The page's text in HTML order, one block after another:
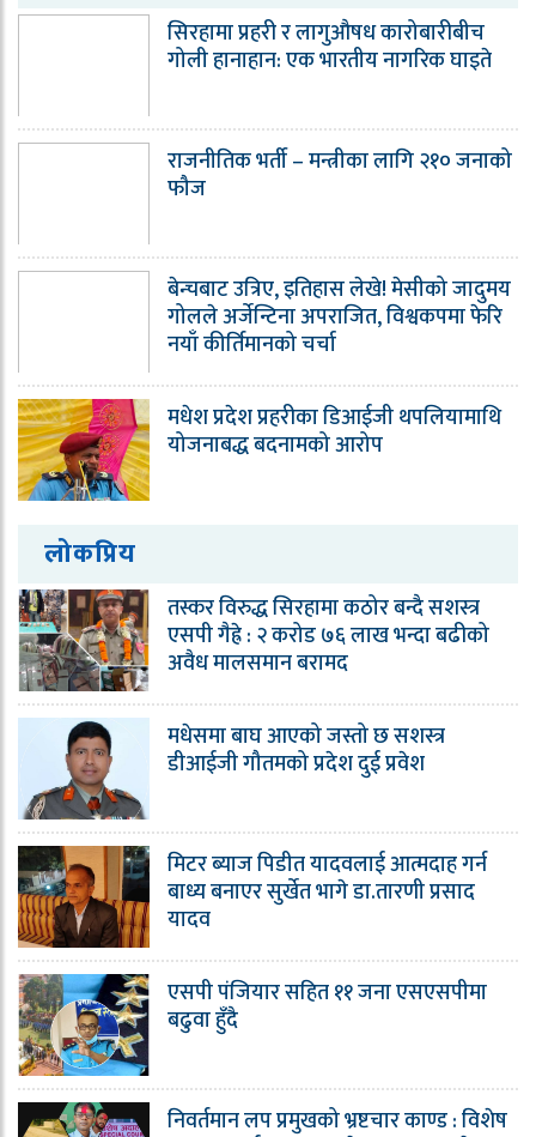
सिरहामा प्रहरी र लागुऔषध कारोबारीबीच
गोली हानाहान: एक भारतीय नागरिक घाइते
राजनीतिक भर्ती – मन्त्रीका लागि २१० जनाको
फौज
बेन्चबाट उत्रिए, इतिहास लेखे! मेसीको जादुमय
गोलले अर्जेन्टिना अपराजित, विश्वकपमा फेरि
नयाँ कीर्तिमानको चर्चा
मधेश प्रदेश प्रहरीका डिआईजी थपलियामाथि
योजनाबद्ध बदनामको आरोप
लोकप्रिय
तस्कर विरुद्ध सिरहामा कठोर बन्दै सशस्त्र
एसपी गैह्रे : २ करोड ७६ लाख भन्दा बढीको
अवैध मालसमान बरामद
मधेसमा बाघ आएको जस्तो छ सशस्त्र
डीआईजी गौतमको प्रदेश दुई प्रवेश
मिटर ब्याज पिडीत यादवलाई आत्मदाह गर्न
बाध्य बनाएर सुर्खेत भागे डा.तारणी प्रसाद
यादव
एसपी पंजियार सहित ११ जना एसएसपीमा
बढुवा हुँदै
निवर्तमान लप प्रमुखको भ्रष्टचार काण्ड : विशेष